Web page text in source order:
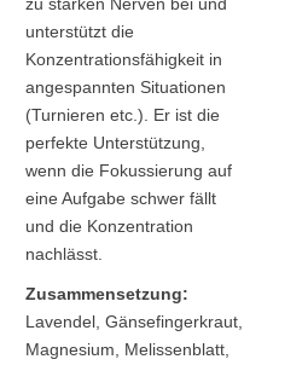
zu starken Nerven bei und
unterstützt die
Konzentrationsfähigkeit in
angespannten Situationen
(Turnieren etc.). Er ist die
perfekte Unterstützung,
wenn die Fokussierung auf
eine Aufgabe schwer fällt
und die Konzentration
nachlässt.
Zusammensetzung:
Lavendel, Gänsefingerkraut,
Magnesium, Melissenblatt,